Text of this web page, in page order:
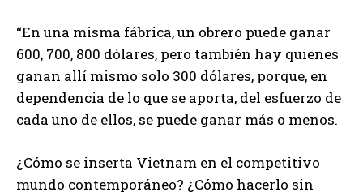
“En una misma fábrica, un obrero puede ganar
600, 700, 800 dólares, pero también hay quienes
ganan allí mismo solo 300 dólares, porque, en
dependencia de lo que se aporta, del esfuerzo de
cada uno de ellos, se puede ganar más o menos.
¿Cómo se inserta Vietnam en el competitivo
mundo contemporáneo? ¿Cómo hacerlo sin